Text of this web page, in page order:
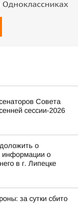
Совета
сессии-2026
о
информации о
в г. Липецке
за сутки сбито